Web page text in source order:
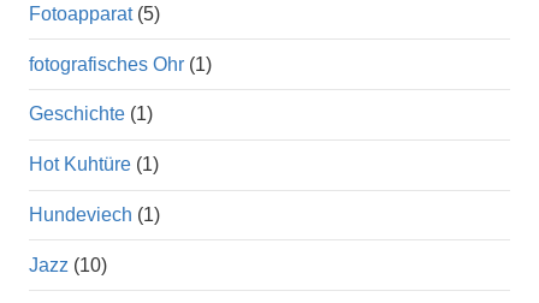
Fotoapparat(5)
fotografisches Ohr (1)
Geschichte (1)
Hot Kuhtüre (1)
Hundeviech (1)
Jazz (10)